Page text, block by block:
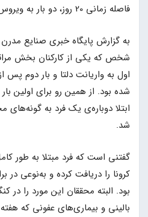
فاصله زمانی 20 روز، دو بار به ویروس کرونا مبتلا شده است.
به گزارش پایگاه خبری صنایع مدرن
شخص که یکی از کارکنان بخش
شده بود. از همین رو برای اولین
ابتلا دوباره‌ی یک فرد به
شد.
گفتنی است که فرد مبتلا به طور
کرونا را دریافت کرده و به‌نوعی در
بود. البته محققان این مورد را در
بالینی و بیماری‌های عفونی که